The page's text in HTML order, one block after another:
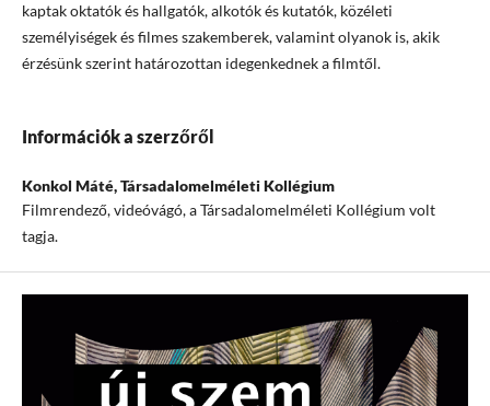
kaptak oktatók és hallgatók, alkotók és kutatók, közéleti
személyiségek és filmes szakemberek, valamint olyanok is, akik
érzésünk szerint határozottan idegenkednek a filmtől.
Információk a szerzőről
Konkol Máté,Társadalomelméleti Kollégium
Filmrendező, videóvágó, a Társadalomelméleti Kollégium volt
tagja.